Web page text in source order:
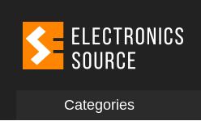
Categories